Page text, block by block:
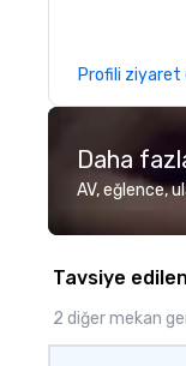
Profili ziyaret
Daha
AV, eğlence,
Tavsiye
2 diğer mekan